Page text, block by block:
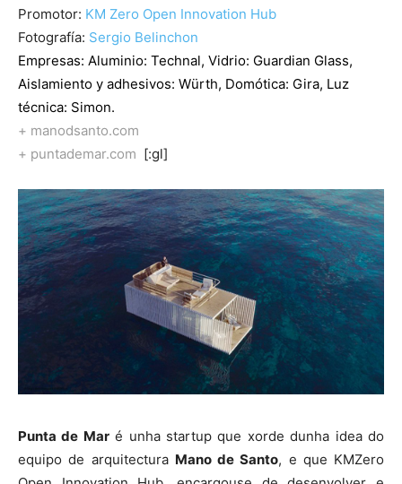
Promotor: KM Zero Open Innovation Hub
Fotografía: Sergio Belinchon
Empresas: Aluminio: Technal, Vidrio: Guardian Glass,
Aislamiento y adhesivos: Würth, Domótica: Gira, Luz
técnica: Simon.
+ manodsanto.com
+ puntademar.com [:gl]
Punta de Maré unha startup que xorde dunha idea do
equipo de arquitectura Mano de Santo, e que KMZero